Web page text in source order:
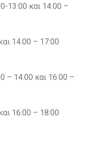
13:00 και 14:00 –
14:00 – 17:00
– 14:00 και 16:00 –
16:00 – 18:00